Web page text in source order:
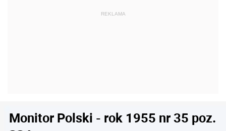
Monitor Polski - rok 1955 nr 35 poz.